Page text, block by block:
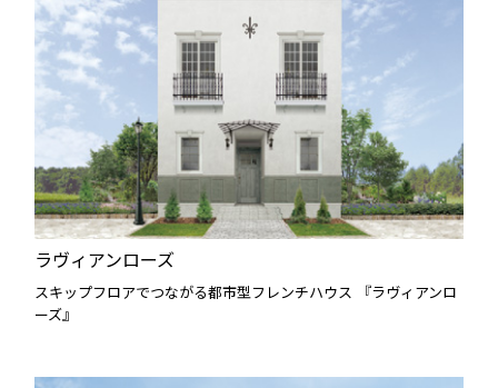
ラヴィアンローズ
スキップフロアでつながる都市型フレンチハウス 『ラヴィアンロ
ーズ』